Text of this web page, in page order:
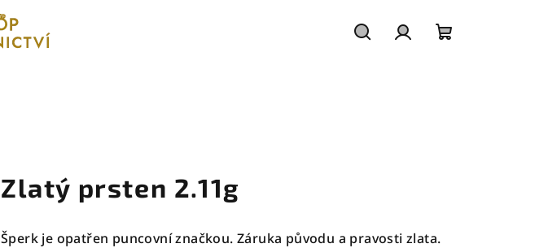
Zlatý prsten 2.11g
Šperk je opatřen puncovní značkou. Záruka původu a pravosti zlata.